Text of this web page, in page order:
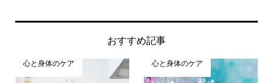
おすすめ記事
心と身体のケア 心と身体のケア